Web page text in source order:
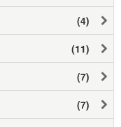
(4)
(11)
(7)
(7)